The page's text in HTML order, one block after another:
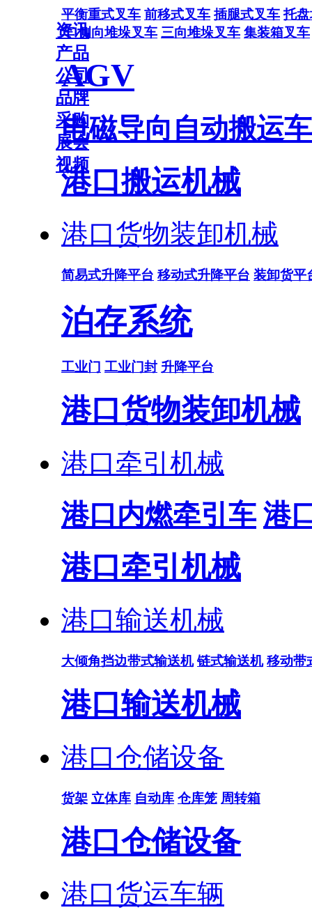
资讯
产品
公司
品牌
采购
展会
视频
平衡重式叉车 前移式叉车 插腿式叉车 托
车 侧向堆垛叉车 三向堆垛叉车 集装箱叉车
AGV
电磁导向自动搬运车
港口搬运机械
港口货物装卸机械
简易式升降平台 移动式升降平台 装卸货平
泊存系统
工业门 工业门封 升降平台
港口货物装卸机械
港口牵引机械
港口内燃牵引车 港
港口牵引机械
港口输送机械
大倾角挡边带式输送机 链式输送机 移动带
港口输送机械
港口仓储设备
货架 立体库 自动库 仓库笼 周转箱
港口仓储设备
港口货运车辆